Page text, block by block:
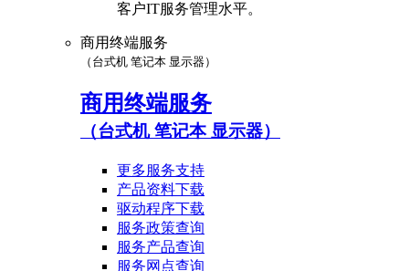
客户IT服务管理水平。
商用终端服务
（台式机 笔记本 显示器）
商用终端服务
（台式机 笔记本 显示器）
更多服务支持
产品资料下载
驱动程序下载
服务政策查询
服务产品查询
服务网点查询